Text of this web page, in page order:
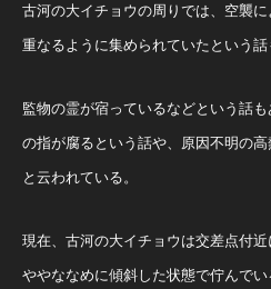
古河の大イチョウの周りでは、空襲
重なるように集められていたという話
監物の霊が宿っているなどという話
の指が腐るという話や、原因不明の
と云われている。
現在、古河の大イチョウは交差点付近
ややななめに傾斜した状態で佇んでい